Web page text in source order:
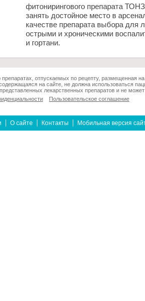
фитонирингового препарата
занять достойное место в
качестве препарата выбора для
острыми и хроническими
и гортани.
отпускаемых по рецепту, размещенная
на сайте, не должна использоваться
лекарственных препаратов и не
Пользовательское соглашение
О сайте Контакты Мобильная версия